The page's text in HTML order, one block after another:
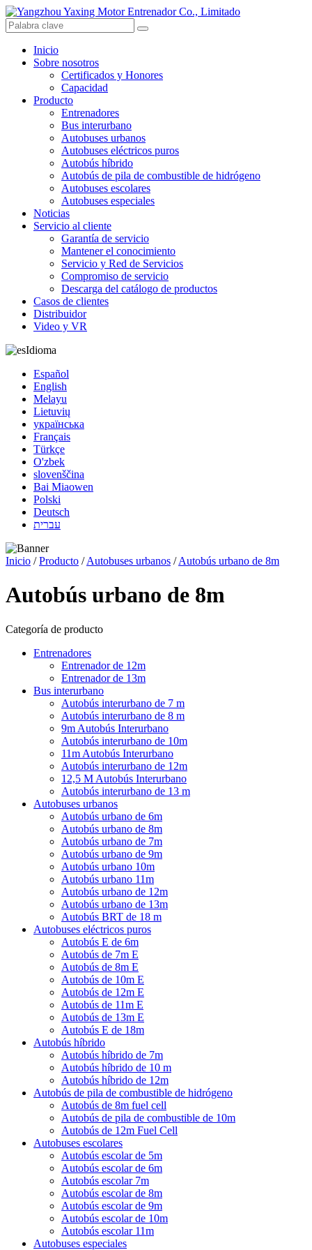
Inicio
Sobre nosotros
Certificados y Honores
Capacidad
Producto
Entrenadores
Bus interurbano
Autobuses urbanos
Autobuses eléctricos puros
Autobús híbrido
Autobús de pila de combustible de hidrógeno
Autobuses escolares
Autobuses especiales
Noticias
Servicio al cliente
Garantía de servicio
Mantener el conocimiento
Servicio y Red de Servicios
Compromiso de servicio
Descarga del catálogo de productos
Casos de clientes
Distribuidor
Video y VR
Idioma
Español
English
Melayu
Lietuvių
українська
Français
Türkçe
O'zbek
slovenščina
Bai Miaowen
Polski
Deutsch
עברית
Inicio /Producto /Autobuses urbanos /Autobús urbano de 8m
Autobús urbano de 8m
Categoría de producto
Entrenadores
Entrenador de 12m
Entrenador de 13m
Bus interurbano
Autobús interurbano de 7 m
Autobús interurbano de 8 m
9m Autobús Interurbano
Autobús interurbano de 10m
11m Autobús Interurbano
Autobús interurbano de 12m
12,5 M Autobús Interurbano
Autobús interurbano de 13 m
Autobuses urbanos
Autobús urbano de 6m
Autobús urbano de 8m
Autobús urbano de 7m
Autobús urbano de 9m
Autobús urbano 10m
Autobús urbano 11m
Autobús urbano de 12m
Autobús urbano de 13m
Autobús BRT de 18 m
Autobuses eléctricos puros
Autobús E de 6m
Autobús de 7m E
Autobús de 8m E
Autobús de 10m E
Autobús de 12m E
Autobús de 11m E
Autobús de 13m E
Autobús E de 18m
Autobús híbrido
Autobús híbrido de 7m
Autobús híbrido de 10 m
Autobús híbrido de 12m
Autobús de pila de combustible de hidrógeno
Autobús de 8m fuel cell
Autobús de pila de combustible de 10m
Autobús de 12m Fuel Cell
Autobuses escolares
Autobús escolar de 5m
Autobús escolar de 6m
Autobús escolar 7m
Autobús escolar de 8m
Autobús escolar de 9m
Autobús escolar de 10m
Autobús escolar 11m
Autobuses especiales